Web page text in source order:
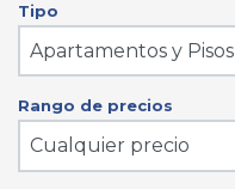
Tipo
Apartamentos y Pisos
Rango de precios
Cualquier precio